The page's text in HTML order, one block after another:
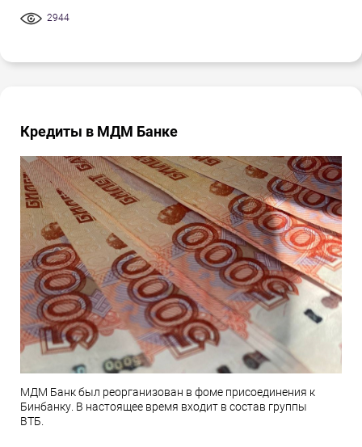
2944
Кредиты в МДМ Банке
МДМ Банк был реорганизован в фоме присоединения к
Бинбанку. В настоящее время входит в состав группы
ВТБ.